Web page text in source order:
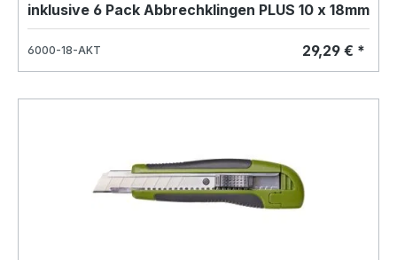
inklusive 6 Pack Abbrechklingen PLUS 10 x 18mm
6000-18-AKT 29,29 € *